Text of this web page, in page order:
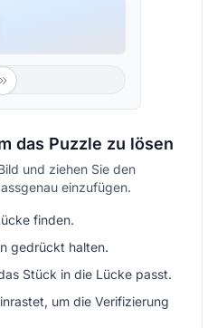
das Puzzle zu lösen
und ziehen Sie den
einzufügen.
finden.
gedrückt halten.
Stück in die Lücke passt.
um die Verifizierung